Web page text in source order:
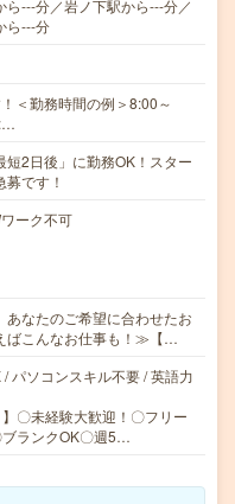
---分／岩ノ下駅から---分／
ら---分
＜勤務時間の例＞8:00～
2日後」に勤務OK！スター
です！
ーク不可
なたのご希望に合わせたお
ばこんなお仕事も！≫【…
パソコンスキル不要 / 英語力
〇未経験大歓迎！〇フリー
ランクOK〇週5…